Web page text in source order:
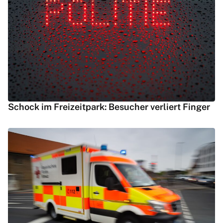
Schock im Freizeitpark: Besucher verliert Finger